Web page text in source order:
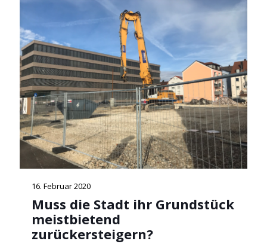
16. Februar 2020
Muss die Stadt ihr Grundstück
meistbietend
zurückersteigern?